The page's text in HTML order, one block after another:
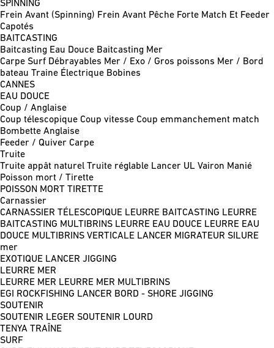
SPINNING
Frein Avant (Spinning) Frein Avant Pêche Forte Match Et Feeder
Capotés
BAITCASTING
Baitcasting Eau Douce Baitcasting Mer
Carpe Surf Débrayables Mer / Exo / Gros poissons Mer / Bord
bateau Traine Électrique Bobines
CANNES
EAU DOUCE
Coup / Anglaise
Coup télescopique Coup vitesse Coup emmanchement match
Bombette Anglaise
Feeder / Quiver Carpe
Truite
Truite appât naturel Truite réglable Lancer UL Vairon Manié
Poisson mort / Tirette
POISSON MORT TIRETTE
Carnassier
CARNASSIER TÉLESCOPIQUE LEURRE BAITCASTING LEURRE
BAITCASTING MULTIBRINS LEURRE EAU DOUCE LEURRE EAU
DOUCE MULTIBRINS VERTICALE LANCER MIGRATEUR SILURE
mer
EXOTIQUE LANCER JIGGING
LEURRE MER
LEURRE MER LEURRE MER MULTIBRINS
EGI
ROCKFISHING LANCER BORD - SHORE JIGGING
SOUTENIR
SOUTENIR LEGER SOUTENIR LOURD
TENYA TRAÎNE
SURF